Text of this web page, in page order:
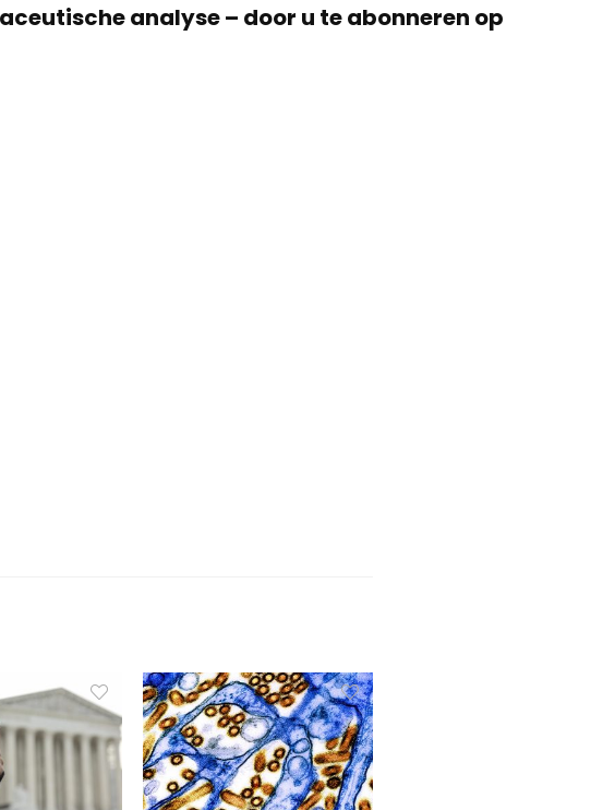
analyse – door u te abonneren op